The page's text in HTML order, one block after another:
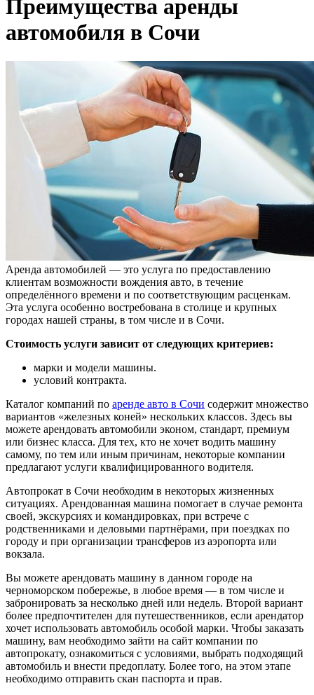
Преимущества аренды
автомобиля в Сочи
Аренда автомобилей — это услуга по предоставлению
клиентам возможности вождения авто, в течение
определённого времени и по соответствующим расценкам.
Эта услуга особенно востребована в столице и крупных
городах нашей страны, в том числе и в Сочи.
Стоимость услуги зависит от следующих критериев:
марки и модели машины.
условий контракта.
Каталог компаний по аренде авто в Сочи содержит множество
вариантов «железных коней» нескольких классов. Здесь вы
можете арендовать автомобили эконом, стандарт, премиум
или бизнес класса. Для тех, кто не хочет водить машину
самому, по тем или иным причинам, некоторые компании
предлагают услуги квалифицированного водителя.
Автопрокат в Сочи необходим в некоторых жизненных
ситуациях. Арендованная машина помогает в случае ремонта
своей, экскурсиях и командировках, при встрече с
родственниками и деловыми партнёрами, при поездках по
городу и при организации трансферов из аэропорта или
вокзала.
Вы можете арендовать машину в данном городе на
черноморском побережье, в любое время — в том числе и
забронировать за несколько дней или недель. Второй вариант
более предпочтителен для путешественников, если арендатор
хочет использовать автомобиль особой марки. Чтобы заказать
машину, вам необходимо зайти на сайт компании по
автопрокату, ознакомиться с условиями, выбрать подходящий
автомобиль и внести предоплату. Более того, на этом этапе
необходимо отправить скан паспорта и прав.